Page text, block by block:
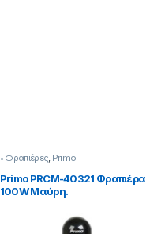
• Φραπιέρες Primo
Primo PRCM-40321 Φραπιέρα
100W Μαύρη.